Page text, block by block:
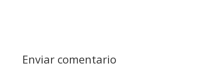
Enviar comentario